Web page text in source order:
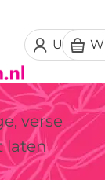
Uw
verse
laten